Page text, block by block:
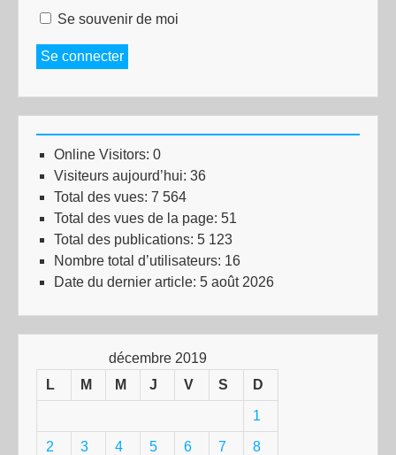
Se souvenir de moi
Se connecter
Online Visitors: 0
Visiteurs aujourd’hui: 36
Total des vues: 7 564
Total des vues de la page: 51
Total des publications: 5 123
Nombre total d’utilisateurs: 16
Date du dernier article: 5 août 2026
décembre 2019
L
M M J V S D
1
2 3 4 5 6 7 8